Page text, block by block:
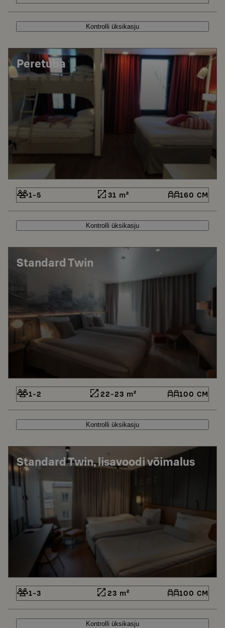
Kontrolli üksikasju
Peretuba
1-5 31 m² 160 CM
Kontrolli üksikasju
Standard Twin
1-2 22-23 m² 100 CM
Kontrolli üksikasju
Standard Twin, lisavoodi võimalus
1-3 23 m² 100 CM
Kontrolli üksikasju